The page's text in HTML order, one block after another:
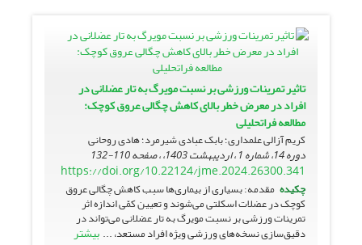
تاثیر تمرینات ورزشی بر نسبت مویرگ به تار عضلانی در
افراد در معرض خطر بالای کاهش چگالی عروق کوچک:
مطالعه فراتحلیلی
کریم آزالی علمداری؛ بابک عبادی شیرمرد؛ هادی روحانی
دوره 14، شماره 1 ، اردیبهشت 1403، ، صفحه 110-132
https://doi.org/10.22124/jme.2024.26300.341
چکیده مقدمه: بسیاری از بیماری‌ها سبب کاهش چگالی عروق
کوچک در عضلات اسکلتی می‌شوند و تعیین کمّی اندازه اثر
تمرینات ورزشی بر نسبت مویرگ به تار عضلانی می‌تواند در
دقیق‌سازی نسخه‌های ورزشی ویژه افراد مستعد، ... بیشتر